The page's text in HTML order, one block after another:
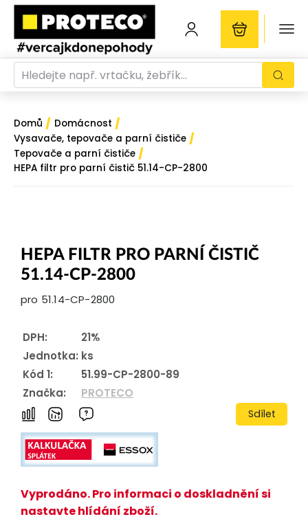
Domů / Domácnost /
Vysavače, tepovače a parní čističe /
Tepovače a parní čističe /
HEPA filtr pro parní čistič 51.14-CP-2800
HEPA FILTR PRO PARNÍ ČISTIČ
51.14-CP-2800
pro 51.14-CP-2800
DPH:
21%
Jednotka: ks
Kód 1:
51.99-CP-2800-89
Značka:
PROTECO
Sdílet
Vyprodáno. Pro informaci o doskladnění si
nastavte hlídání zboží.